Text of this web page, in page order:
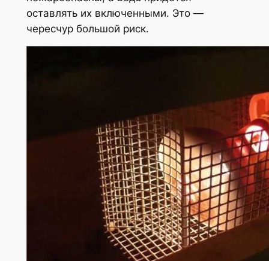
оставлять их включенными. Это —
чересчур большой риск.